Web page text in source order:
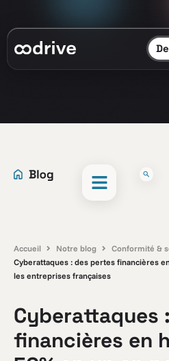
Accueil Notre blog Conformité &
Cyberattaques : des pertes financières
les entreprises françaises
Cyberattaques
financières en